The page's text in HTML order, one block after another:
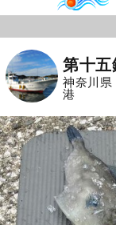
第十五
神奈川県
港